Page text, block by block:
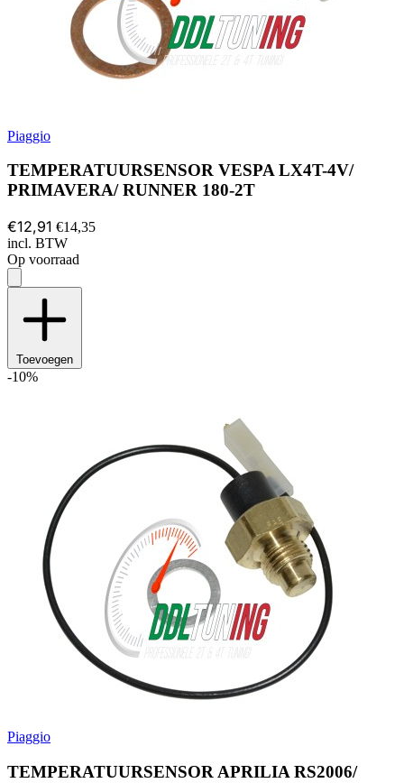
Piaggio
TEMPERATUURSENSOR VESPA LX4T-4V/
PRIMAVERA/ RUNNER 180-2T
€12,91 €14,35
incl. BTW
Op voorraad
Toevoegen
-10%
Piaggio
TEMPERATUURSENSOR APRILIA RS2006/